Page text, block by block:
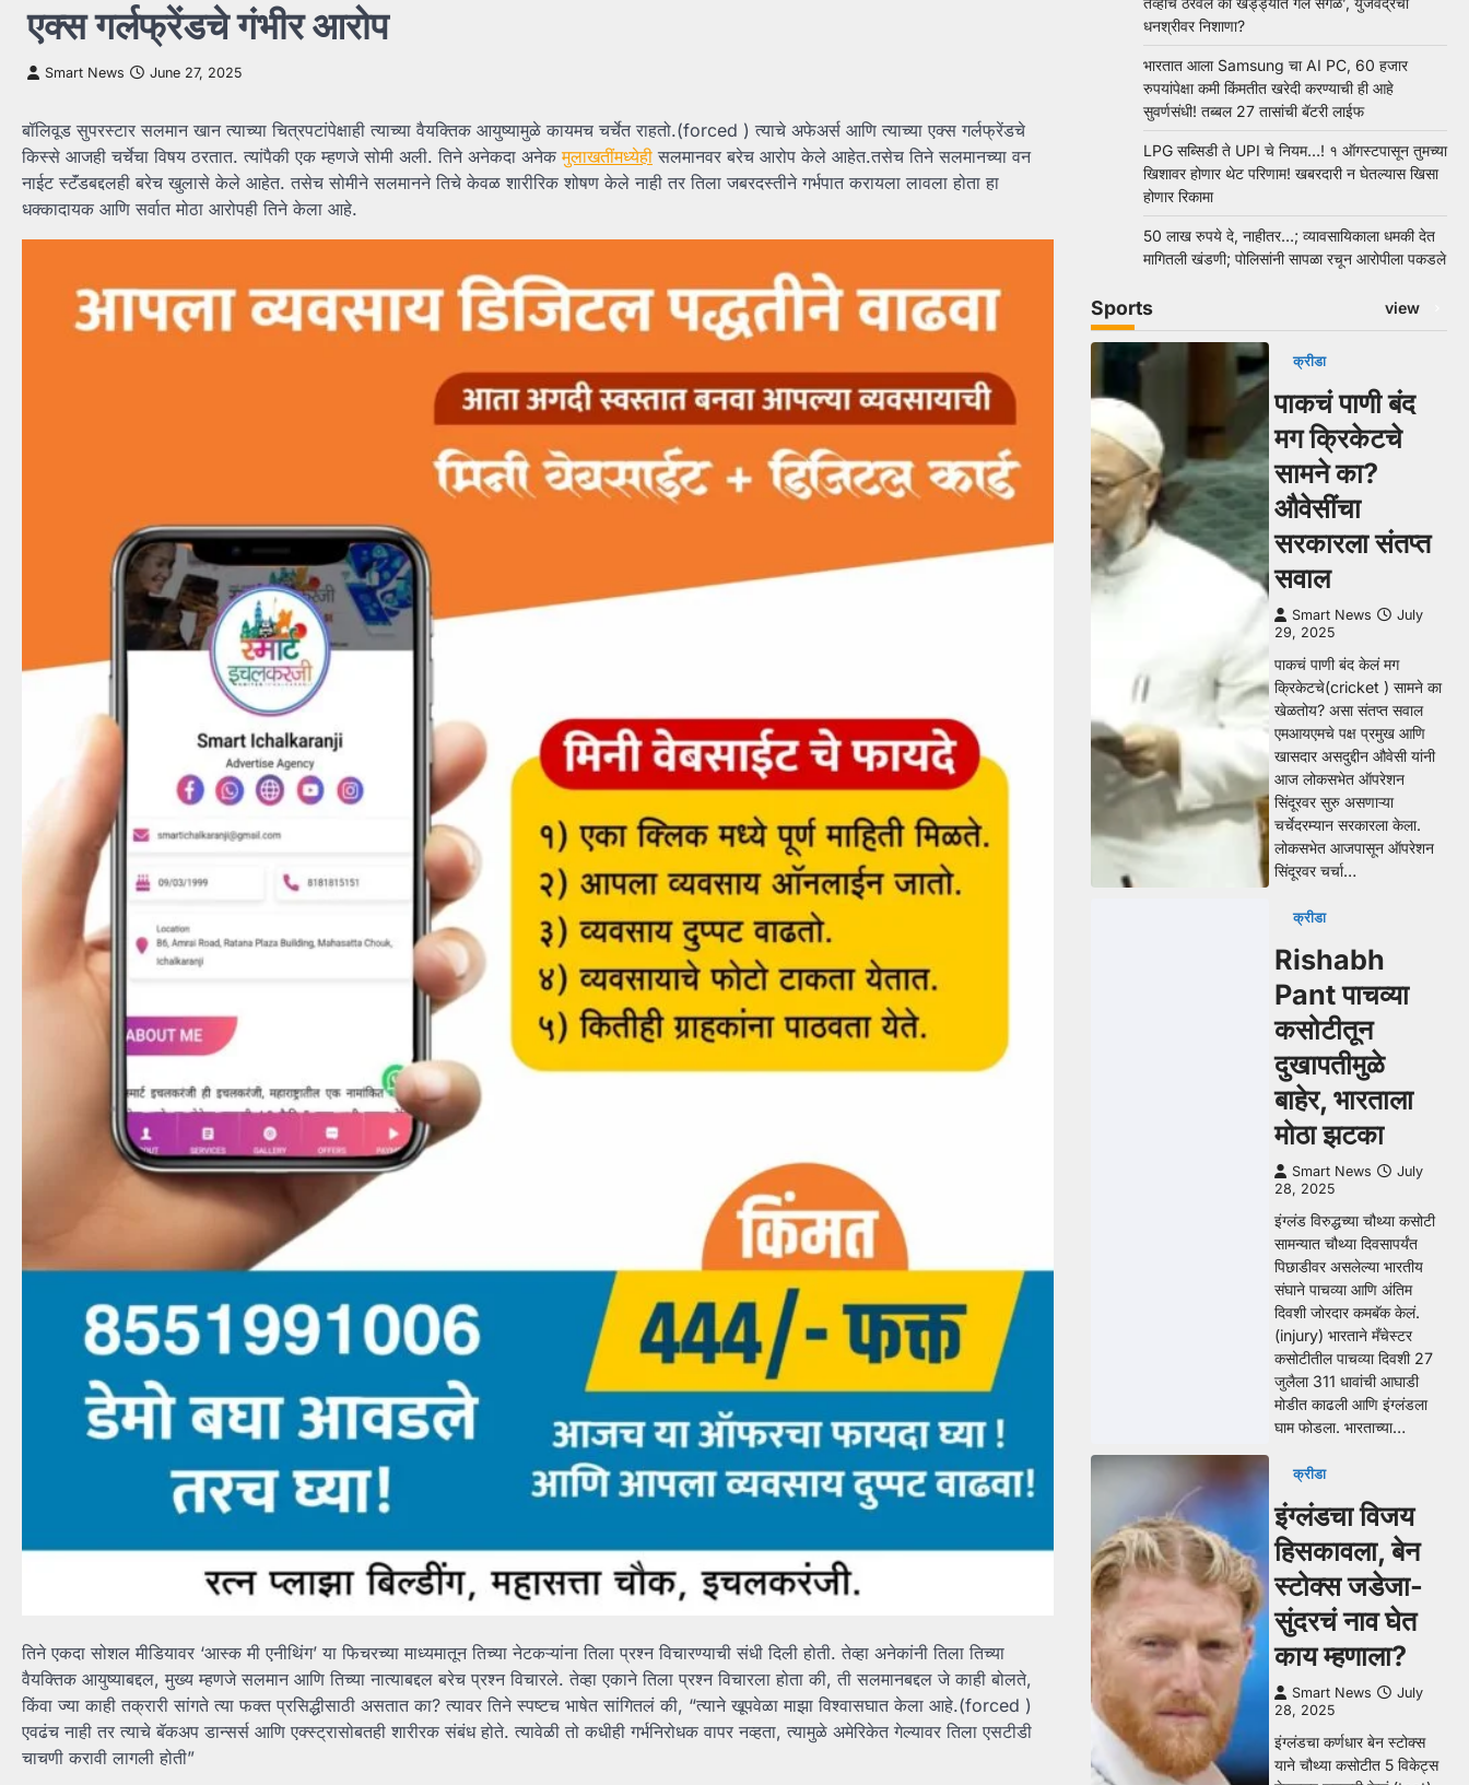
एक्स गर्लफ्रेंडचे गंभीर आरोप
Smart News June 27, 2025
बॉलिवूड सुपरस्टार सलमान खान त्याच्या चित्रपटांपेक्षाही त्याच्या वैयक्तिक आयुष्यामुळे कायमच चर्चेत राहतो.(forced ) त्याचे अफेअर्स आणि त्याच्या एक्स गर्लफ्रेंडचे
किस्से आजही चर्चेचा विषय ठरतात. त्यांपैकी एक म्हणजे सोमी अली. तिने अनेकदा अनेकमुलाखतींमध्येही सलमानवर बरेच आरोप केले आहेत.तसेच तिने सलमानच्या वन
नाईट स्टॅंडबद्दलही बरेच खुलासे केले आहेत. तसेच सोमीने सलमानने तिचे केवळ शारीरिक शोषण केले नाही तर तिला जबरदस्तीने गर्भपात करायला लावला होता हा
धक्कादायक आणि सर्वात मोठा आरोपही तिने केला आहे.
तिने एकदा सोशल मीडियावर ‘आस्क मी एनीथिंग’ या फिचरच्या माध्यमातून तिच्या नेटकऱ्यांना तिला प्रश्न विचारण्याची संधी दिली होती. तेव्हा अनेकांनी तिला तिच्या
वैयक्तिक आयुष्याबद्दल, मुख्य म्हणजे सलमान आणि तिच्या नात्याबद्दल बरेच प्रश्न विचारले. तेव्हा एकाने तिला प्रश्न विचारला होता की, ती सलमानबद्दल जे काही बोलते,
किंवा ज्या काही तक्रारी सांगते त्या फक्त प्रसिद्धीसाठी असतात का? त्यावर तिने स्पष्टच भाषेत सांगितलं की, “त्याने खूपवेळा माझा विश्वासघात केला आहे.(forced )
एवढंच नाही तर त्याचे बॅकअप डान्सर्स आणि एक्स्ट्रासोबतही शारीरक संबंध होते. त्यावेळी तो कधीही गर्भनिरोधक वापर नव्हता, त्यामुळे अमेरिकेत गेल्यावर तिला एसटीडी
चाचणी करावी लागली होती”
धनश्रीवर निशाणा?
भारतात आला Samsung चा AI PC, 60 हजार
रुपयांपेक्षा कमी किंमतीत खरेदी करण्याची ही आहे
सुवर्णसंधी! तब्बल 27 तासांची बॅटरी लाईफ
LPG सब्सिडी ते UPI चे नियम…! १ ऑगस्टपासून तुमच्या
खिशावर होणार थेट परिणाम! खबरदारी न घेतल्यास खिसा
होणार रिकामा
50 लाख रुपये दे, नाहीतर…; व्यावसायिकाला धमकी देत
मागितली खंडणी; पोलिसांनी सापळा रचून आरोपीला पकडले
Sports view
क्रीडा
पाकचं पाणी बंद
मग क्रिकेटचे
सामने का?
औवेसींचा
सरकारला संतप्त
सवाल
Smart News
July
29, 2025
पाकचं पाणी बंद केलं मग
क्रिकेटचे(cricket ) सामने का
खेळतोय? असा संतप्त सवाल
एमआयएमचे पक्ष प्रमुख आणि
खासदार असदुद्दीन औवेसी यांनी
आज लोकसभेत ऑपरेशन
सिंदूरवर सुरु असणाऱ्या
चर्चेदरम्यान सरकारला केला.
लोकसभेत आजपासून ऑपरेशन
सिंदूरवर चर्चा…
क्रीडा
Rishabh
Pant पाचव्या
कसोटीतून
दुखापतीमुळे
बाहेर, भारताला
मोठा झटका
Smart News
July
28, 2025
इंग्लंड विरुद्धच्या चौथ्या कसोटी
सामन्यात चौथ्या दिवसापर्यंत
पिछाडीवर असलेल्या भारतीय
संघाने पाचव्या आणि अंतिम
दिवशी जोरदार कमबॅक केलं.
(injury) भारताने मँचेस्टर
कसोटीतील पाचव्या दिवशी 27
जुलैला 311 धावांची आघाडी
मोडीत काढली आणि इंग्लंडला
घाम फोडला. भारताच्या…
क्रीडा
इंग्लंडचा विजय
हिसकावला, बेन
स्टोक्स जडेजा-
सुंदरचं नाव घेत
काय म्हणाला?
Smart News
July
28, 2025
इंग्लंडचा कर्णधार बेन स्टोक्स
याने चौथ्या कसोटीत 5 विकेट्स